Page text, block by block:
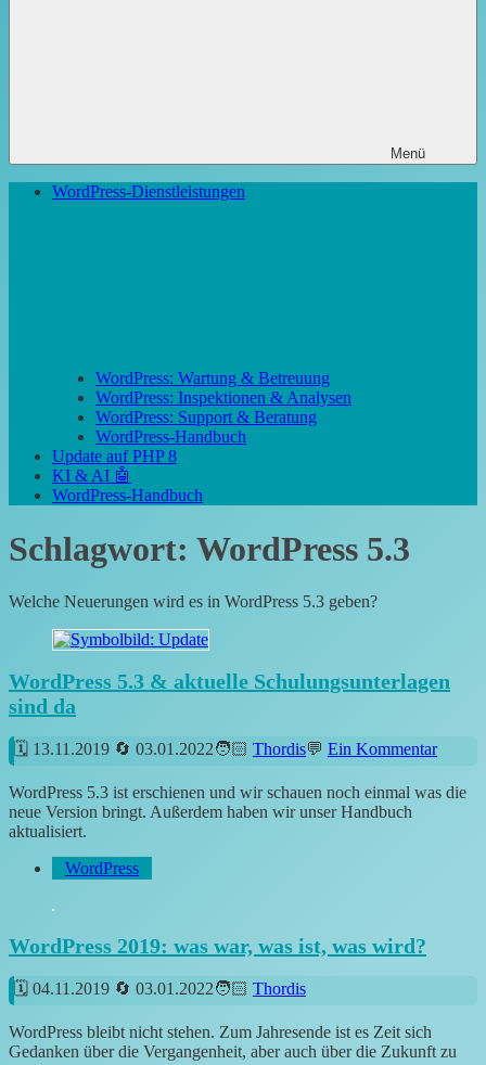
Menü
WordPress-Dienstleistungen
WordPress: Wartung & Betreuung
WordPress: Inspektionen & Analysen
WordPress: Support & Beratung
WordPress-Handbuch
Update auf PHP 8
KI & AI 🤖
WordPress-Handbuch
Schlagwort: WordPress 5.3
Welche Neuerungen wird es in WordPress 5.3 geben?
WordPress 5.3 & aktuelle Schulungsunterlagen
sind da
13.11.2019 03.01.2022 Thordis Ein Kommentar
WordPress 5.3 ist erschienen und wir schauen noch einmal was die
neue Version bringt. Außerdem haben wir unser Handbuch
aktualisiert.
WordPress
WordPress 2019: was war, was ist, was wird?
04.11.2019 03.01.2022 Thordis
WordPress bleibt nicht stehen. Zum Jahresende ist es Zeit sich
Gedanken über die Vergangenheit, aber auch über die Zukunft zu